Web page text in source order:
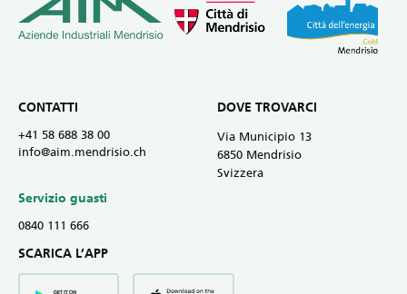
CONTATTI
+41 58 688 38 00
info@aim.mendrisio.ch
Servizio guasti
0840 111 666
DOVE TROVARCI
Via Municipio 13
6850 Mendrisio
Svizzera
SCARICA L’APP